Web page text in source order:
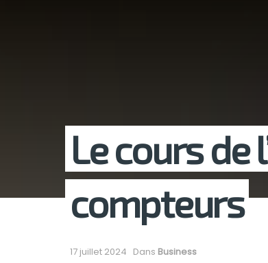
Le cours de
compteurs
17 juillet 2024 Dans Business